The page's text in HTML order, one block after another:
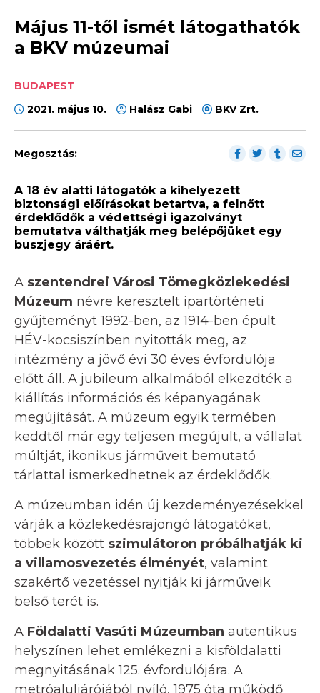
Május 11-től ismét látogathatók
a BKV múzeumai
BUDAPEST
2021. május 10.
Halász Gabi BKV Zrt.
Megosztás:
A 18 év alatti látogatók a kihelyezett
biztonsági előírásokat betartva, a felnőtt
érdeklődők a védettségi igazolványt
bemutatva válthatják meg belépőjüket egy
buszjegy áráért.
A szentendrei Városi Tömegközlekedési
Múzeum névre keresztelt ipartörténeti
gyűjteményt 1992-ben, az 1914-ben épült
HÉV-kocsiszínben nyitották meg, az
intézmény a jövő évi 30 éves évfordulója
előtt áll. A jubileum alkalmából elkezdték a
kiállítás információs és képanyagának
megújítását. A múzeum egyik termében
keddtől már egy teljesen megújult, a vállalat
múltját, ikonikus járműveit bemutató
tárlattal ismerkedhetnek az érdeklődők.
A múzeumban idén új kezdeményezésekkel
várják a közlekedésrajongó látogatókat,
többek között szimulátoron próbálhatják ki
a villamosvezetés élményét, valamint
szakértő vezetéssel nyitják ki járműveik
belső terét is.
A Földalatti Vasúti Múzeumban autentikus
helyszínen lehet emlékezni a kisföldalatti
megnyitásának 125. évfordulójára. A
metróaluljárójából nyíló, 1975 óta működő